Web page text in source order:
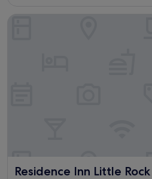
Residence Inn Little
Residence Inn Little Rock
Residence Inn Little Rock